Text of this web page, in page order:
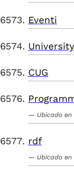
Eventi
CUG
Ubicado en
rdf
Ubicado en